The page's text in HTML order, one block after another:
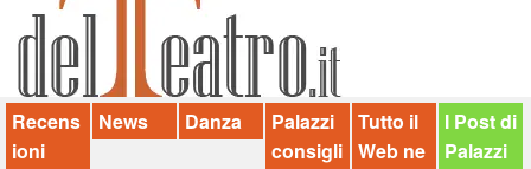
News
Palazzi consiglia
Video
Recens
ioni
News Danza
Palazzi
consigli
Tutto il
Web ne
I Post di
Palazzi